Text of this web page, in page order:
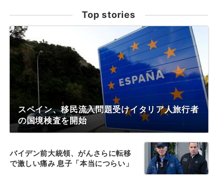
Top stories
スペイン、移民流入問題受けイタリア人旅行者
の国境検査を開始
バイデン前大統領、がんさらに転移
で激しい痛み 息子「本当につらい」